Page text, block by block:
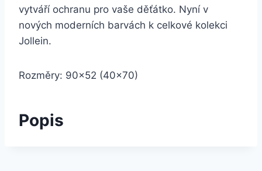
vytváří ochranu pro vaše děťátko. Nyní v
nových moderních barvách k celkové kolekci
Jollein.
Rozměry: 90×52 (40×70)
Popis